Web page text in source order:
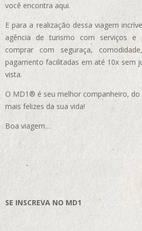
você encontra aqui.
E para a realização dessa viagem
agência de turismo com serviços e
comprar com seguraça,
pagamento facilitadas em até 10x sem
vista.
O MD1® é seu melhor companheiro,
mais felizes da sua vida!
Boa viagem…
SE INSCREVA NO MD1